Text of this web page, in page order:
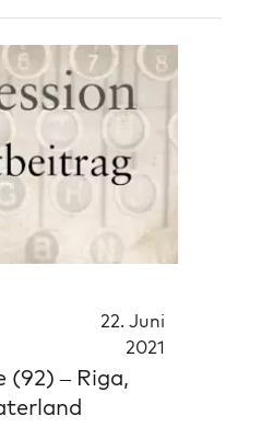
22. Juni
2021
– Riga,